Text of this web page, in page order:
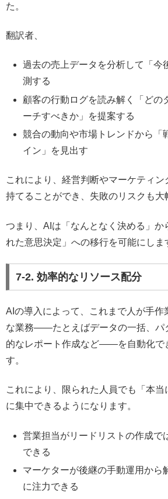
た。
翻訳者、
過去の売上データを分析して「今
測する
顧客の行動ログを読み解く「どの
ーチすべきか」を提案する
競合の動向や市場トレンドから「
イン」を見出す
これにより、経営判断やマーケティ
持てることができ、失敗のリスクも大
つまり、AIは「なんとなく決める」か
れた意思決定」への移行を可能にしま
7-2. 効率的なリソース配分
AIの導入によって、これまで人が手作
な業務――たとえばデータの一括、パ
的なレポート作成など――を自動化で
す。
これにより、限られた人員でも「本当
に集中できるようになります。
営業担当がリードリストの作成で
できる
マーケターが後継の手動運用から
に注力できる